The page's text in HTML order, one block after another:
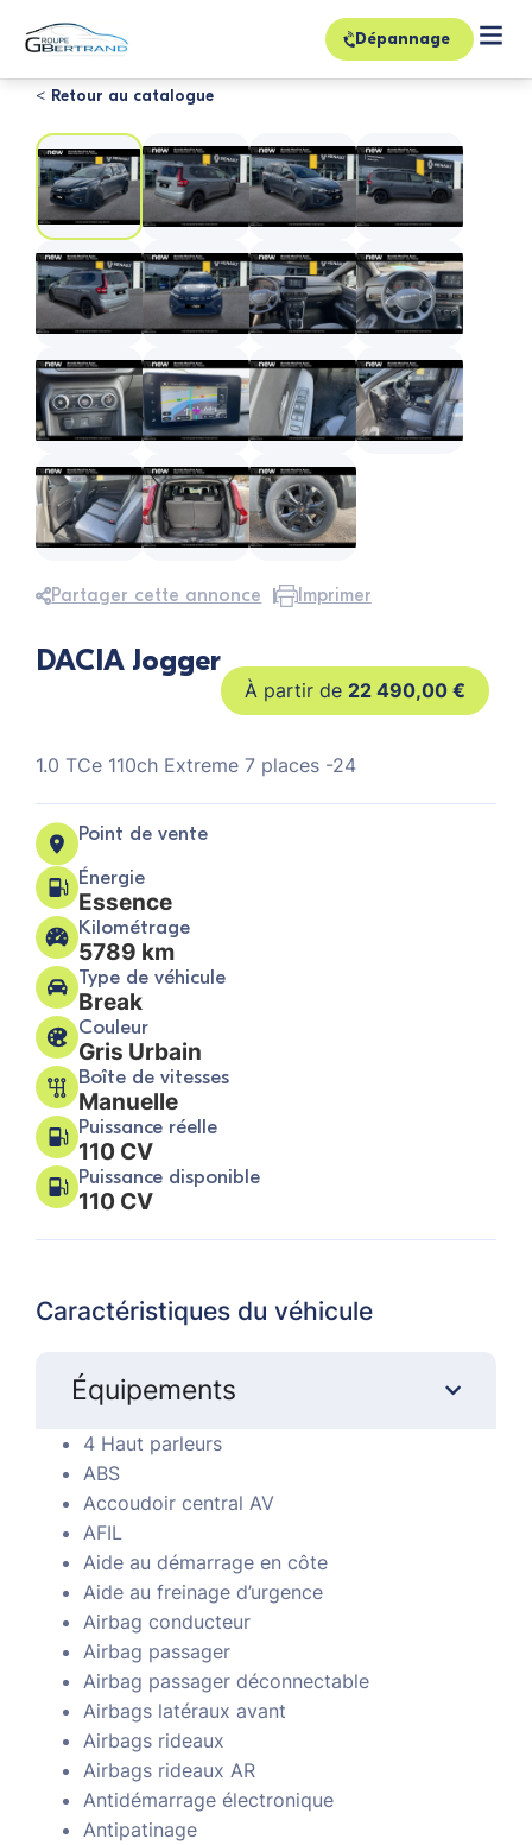
Dépannage
< Retour au catalogue
Partager cette annonce Imprimer
DACIA Jogger
22 490,00 €
1.0 TCe 110ch Extreme 7 places -24
Point de vente
Énergie
Essence
Kilométrage
5789 km
Type de véhicule
Break
Couleur
Gris Urbain
Boîte de vitesses
Manuelle
Puissance réelle
110 CV
Puissance disponible
110 CV
Caractéristiques du véhicule
Équipements
4 Haut parleurs
ABS
Accoudoir central AV
AFIL
Aide au démarrage en côte
Aide au freinage d’urgence
Airbag conducteur
Airbag passager
Airbag passager déconnectable
Airbags latéraux avant
Airbags rideaux
Airbags rideaux AR
Antidémarrage électronique
Antipatinage